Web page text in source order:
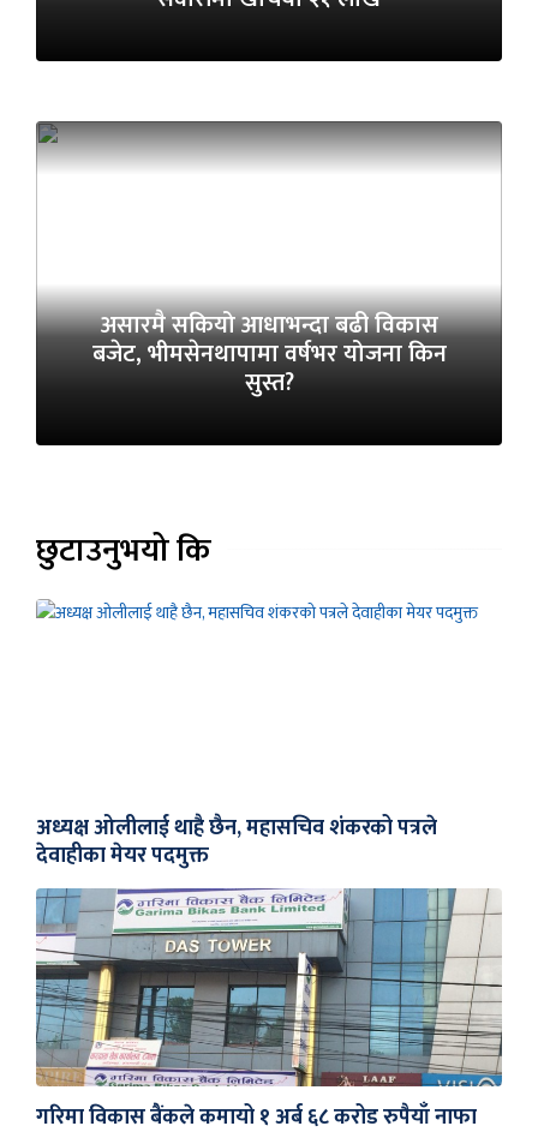
असारमै सकियो आधाभन्दा बढी विकास
बजेट, भीमसेनथापामा वर्षभर योजना किन
सुस्त?
छुटाउनुभयो कि
अध्यक्ष ओलीलाई थाहै छैन, महासचिव शंकरको पत्रले
देवाहीका मेयर पदमुक्त
गरिमा विकास बैंकले कमायो १ अर्ब ६८ करोड रुपैयाँ नाफा